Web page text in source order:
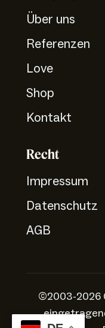
Über uns
Referenzen
Love
Shop
Kontakt
Recht
Impressum
Datenschutz
AGB
©2003-2026